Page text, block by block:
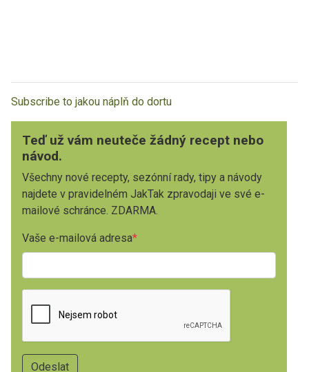
Subscribe to jakou náplň do dortu
Teď už vám neuteče žádný recept nebo
návod.
Všechny nové recepty, sezónní rady, tipy a návody
najdete v pravidelném JakTak zpravodaji ve své e-
mailové schránce. ZDARMA.
Vaše e-mailová adresa